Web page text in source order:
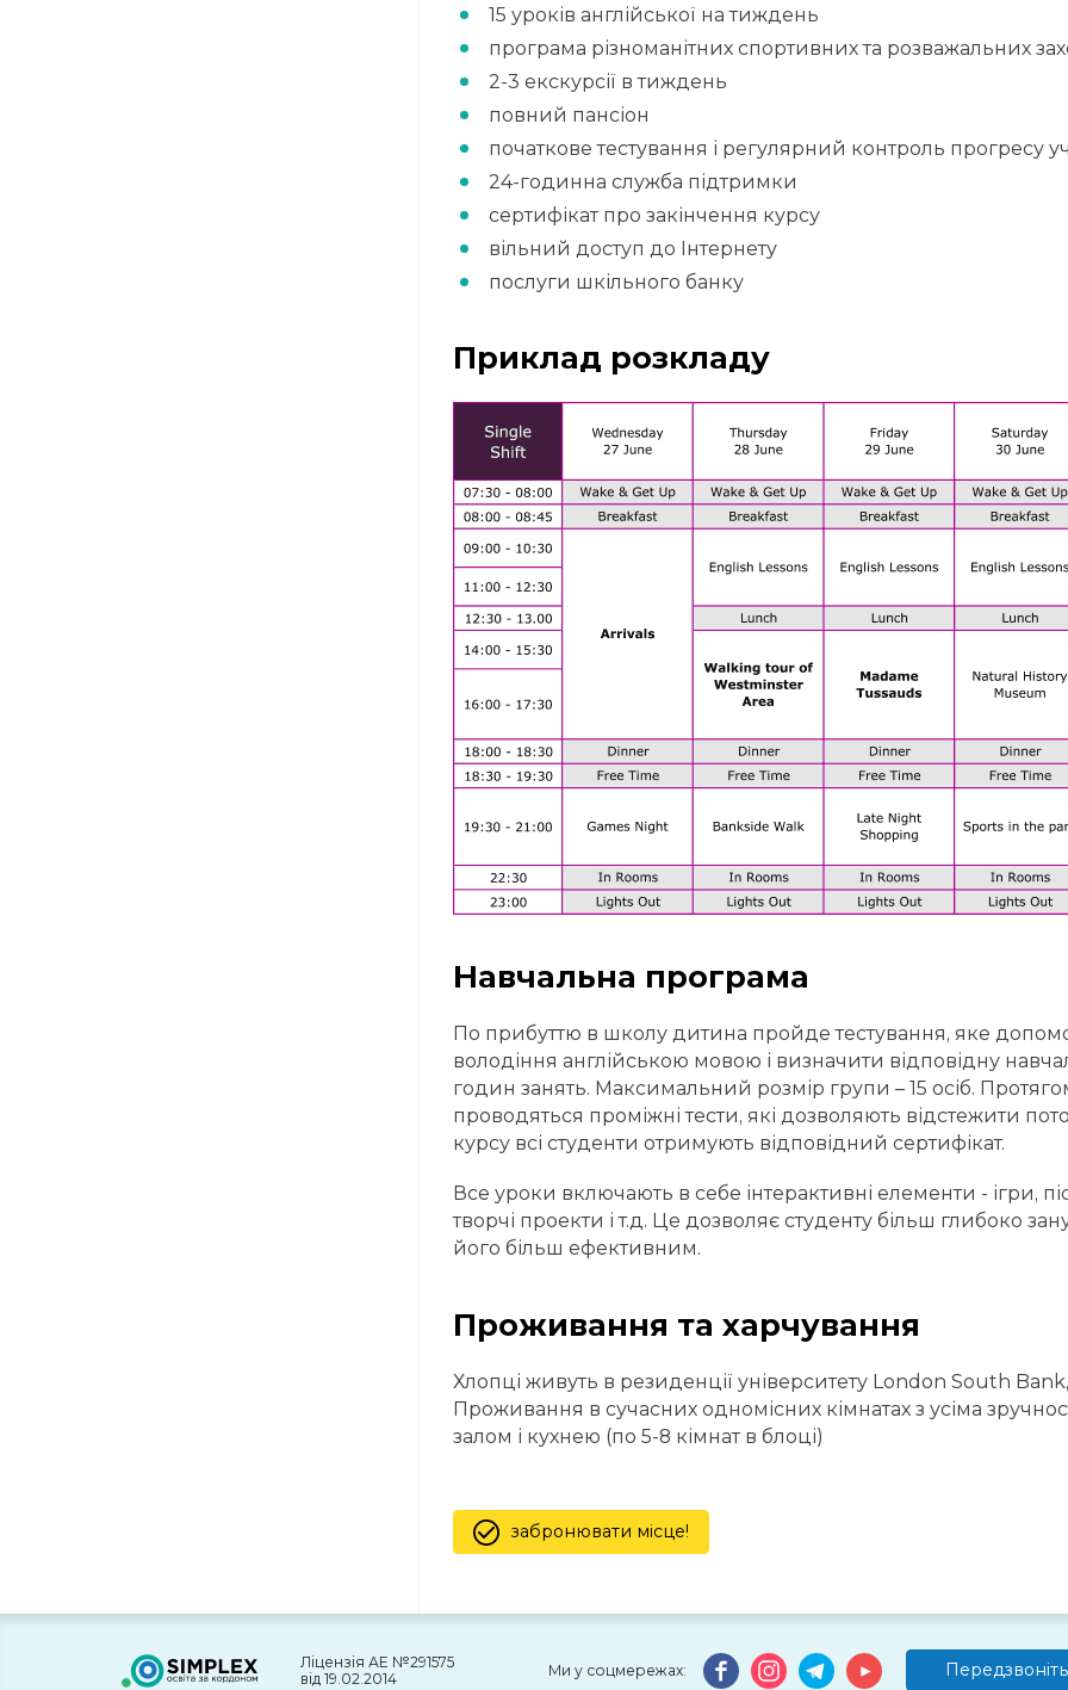
15 уроків англійської на тиждень
програма різноманітних спортивних та розважальних
2-3 екскурсії в тиждень
повний пансіон
початкове тестування і регулярний контроль прогресу
24-годинна служба підтримки
сертифікат про закінчення курсу
вільний доступ до Інтернету
послуги шкільного банку
Приклад розкладу
Навчальна програма
По прибуттю в школу дитина пройде тестування, яке
володіння англійською мовою і визначити відповідну
годин занять. Максимальний розмір групи – 15 осіб.
проводяться проміжні тести, які дозволяють відстежити
курсу всі студенти отримують відповідний сертифікат.
Все уроки включають в себе інтерактивні елементи - ігри,
творчі проекти і т.д. Це дозволяє студенту більш глибоко
його більш ефективним.
Проживання та харчування
Хлопці живуть в резиденції університету London South
Проживання в сучасних одномісних кімнатах з усіма
залом і кухнею (по 5-8 кімнат в блоці)
забронювати місце!
Ліцензія АЕ №291575
від 19.02.2014
Ми у соцмережах: